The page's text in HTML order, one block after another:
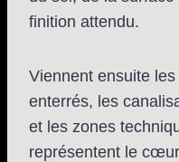
finition attendu.
Viennent ensuite
enterrés, les
et les zones
représentent le